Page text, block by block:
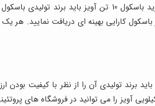
باسکول آویز 10 تن را می توانید در ساختمان سازی برای محاسبه وزن کالاهای ساختمانی مورد استفاده قرار
مناسبی را خریداری نکنید نمی توانید از باسکول کارایی بهینه ای
ها و اندازه های متنوعی تولید می کنند. برای خرید باسکول دیجیتال آویز 500 کیلویی باید برند
که برای خرید باسکول های آویز 500 کیلویی باید کارایی که از باسکول دریافت می شود را بشناسید. باسکول های 500 کیلویی